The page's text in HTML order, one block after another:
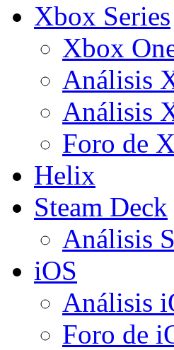
Xbox Series
Xbox
Análisis
Análisis
Foro de
Helix
Steam Deck
Análisis
iOS
Análisis
Foro de